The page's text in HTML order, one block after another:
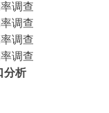
调查
调查
调查
调查
分析